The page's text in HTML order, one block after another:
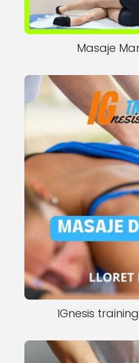
Masaje
IGnesis